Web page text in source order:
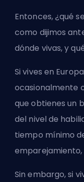
Entonces, ¿qué
como dijimos
dónde vivas, y
Si vives en
ocasionalmente
que obtienes un
del nivel de
tiempo mínimo
emparejamiento,
Sin embargo, si